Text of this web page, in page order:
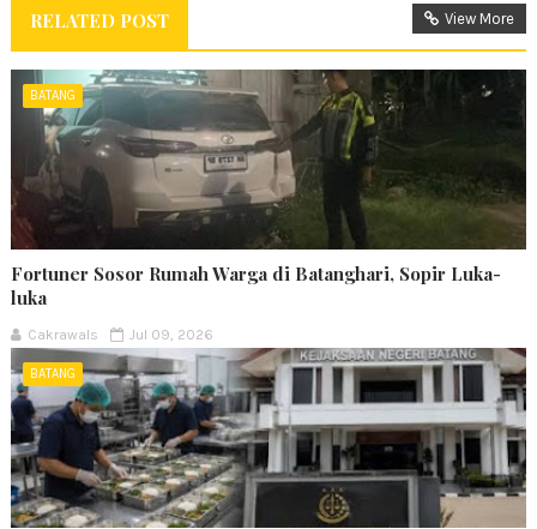
RELATED POST View More
BATANG
Fortuner Sosor Rumah Warga di Batanghari, Sopir Luka-
luka
Cakrawals Jul 09, 2026
BATANG